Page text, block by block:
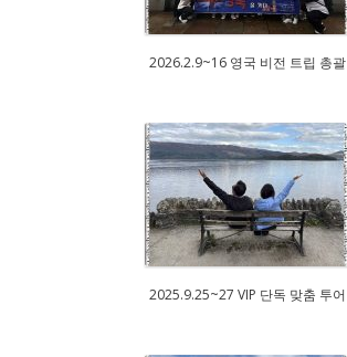
2026.2.9~16 영국 비전 트립 총괄
2025.9.25~27 VIP 단독 맞춤 투어